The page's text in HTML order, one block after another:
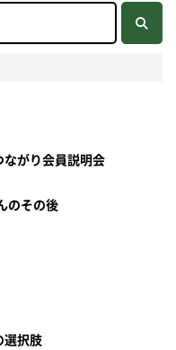
がり会員説明会
のその後
選択肢